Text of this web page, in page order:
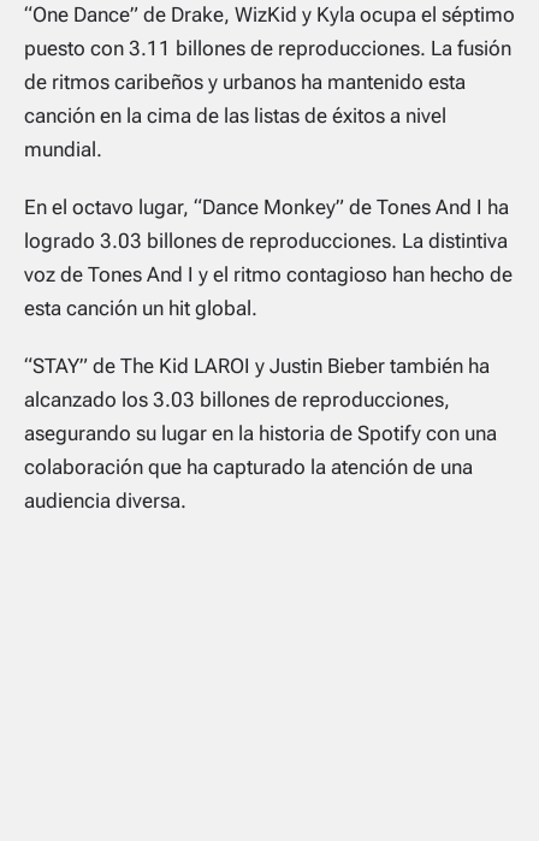
“One Dance” de Drake, WizKid y Kyla ocupa el séptimo
puesto con 3.11 billones de reproducciones. La fusión
de ritmos caribeños y urbanos ha mantenido esta
canción en la cima de las listas de éxitos a nivel
mundial.
En el octavo lugar, “Dance Monkey” de Tones And I ha
logrado 3.03 billones de reproducciones. La distintiva
voz de Tones And I y el ritmo contagioso han hecho de
esta canción un hit global.
“STAY” de The Kid LAROI y Justin Bieber también ha
alcanzado los 3.03 billones de reproducciones,
asegurando su lugar en la historia de Spotify con una
colaboración que ha capturado la atención de una
audiencia diversa.